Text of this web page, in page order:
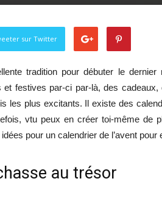
sur Twitter
tradition pour débuter le
festives par-ci par-là, des cadeaux,
les plus excitants. Il existe des
vtu peux en créer toi-même de
pour un calendrier de l’avent pour
au trésor